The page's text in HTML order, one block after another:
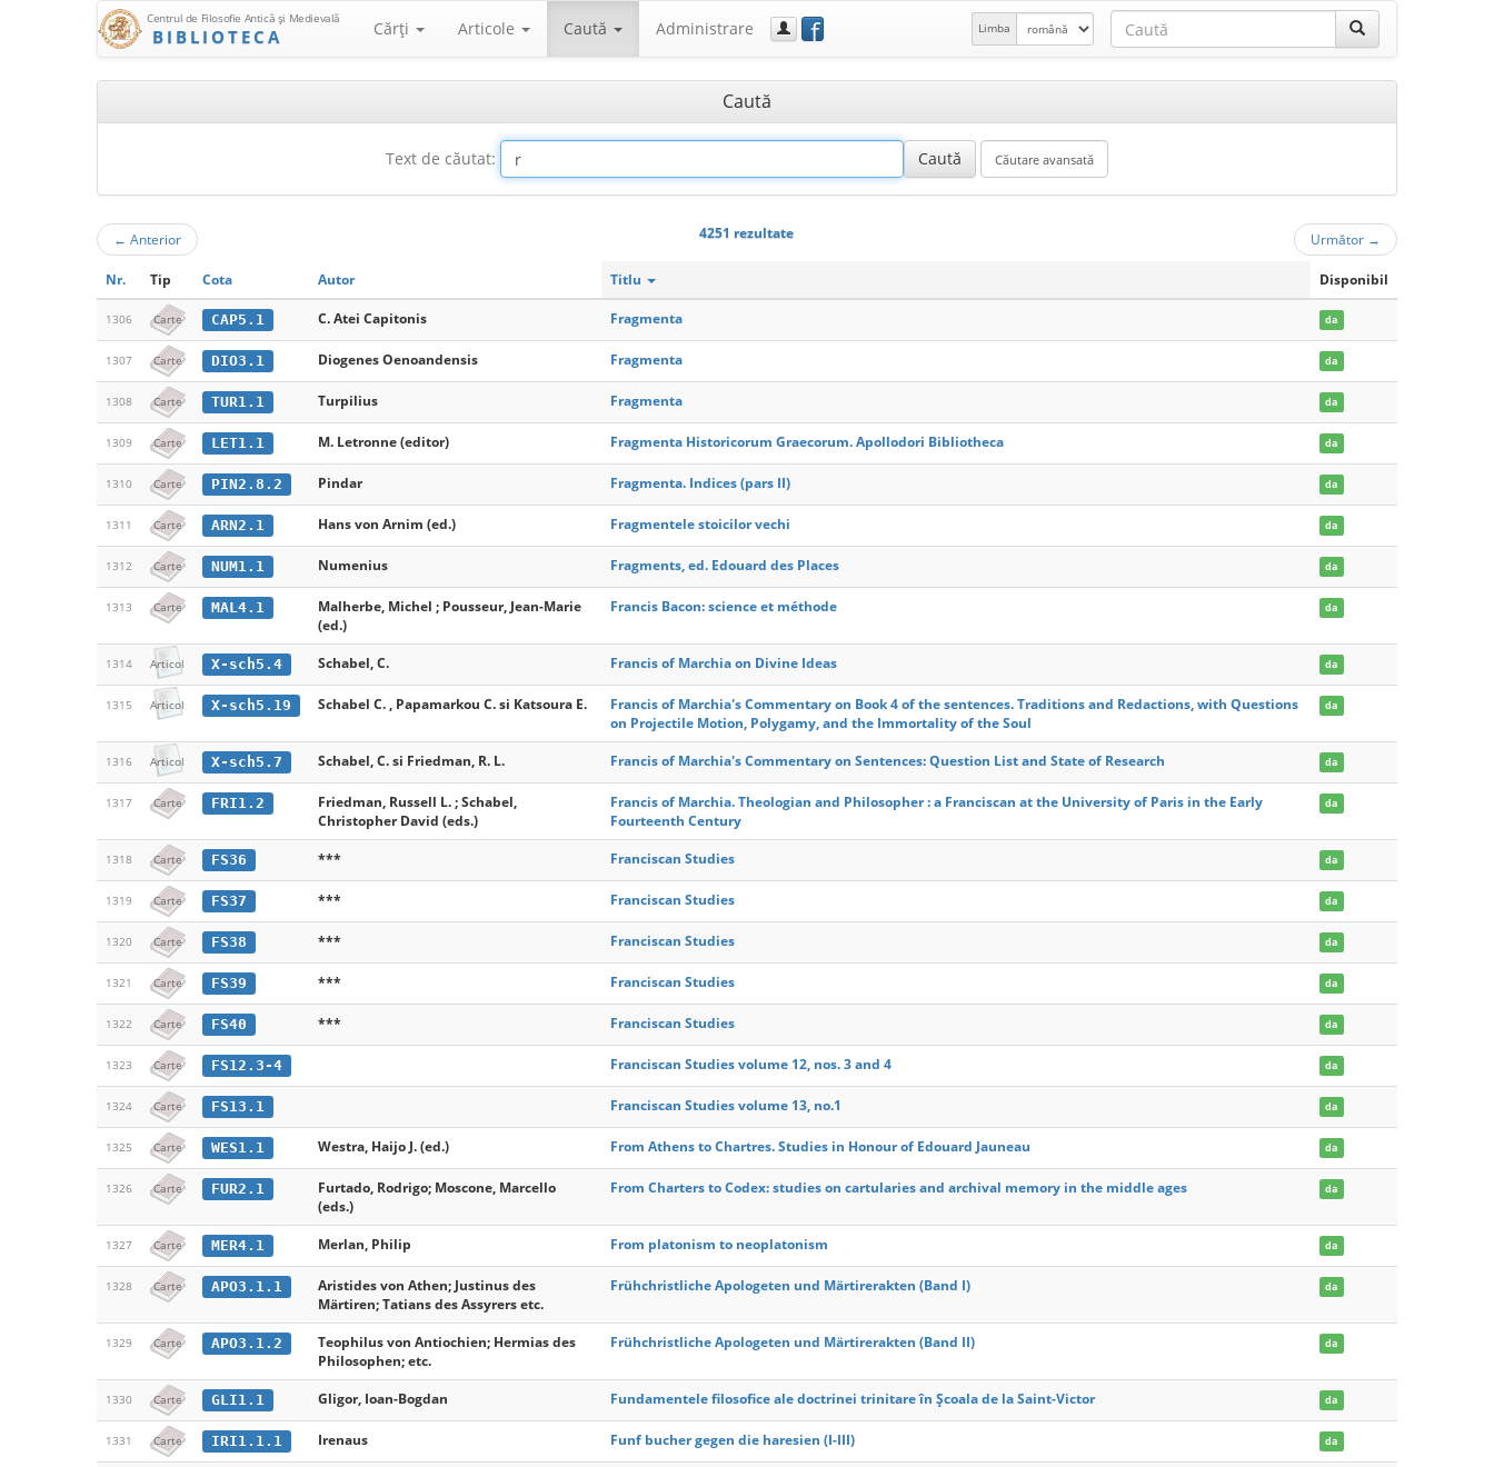
Centrul de Filosofie Antică şi Medievală
BIBLIOTECA Cărţi Articole Caută Administrare f Limba
Caută
Text de căutat:
← Anterior 4251 rezultate Următor →
Nr. Tip Cota Autor Titlu Disponibil
1306 Carte CAP5.1 C. Atei Capitonis Fragmenta da
1307 Carte DIO3.1 Diogenes Oenoandensis Fragmenta da
1308 Carte TUR1.1 Turpilius Fragmenta da
1309 Carte LET1.1 M. Letronne (editor) Fragmenta Historicorum Graecorum. Apollodori Bibliotheca da
1310 Carte PIN2.8.2 Pindar Fragmenta. Indices (pars II) da
1311 Carte ARN2.1 Hans von Arnim (ed.) Fragmentele stoicilor vechi da
1312 Carte NUM1.1 Numenius Fragments, ed. Edouard des Places da
1313 Carte MAL4.1
Malherbe, Michel ; Pousseur, Jean-Marie
(ed.)
Francis Bacon: science et méthode da
1314 Articol X-sch5.4 Schabel, C. Francis of Marchia on Divine Ideas da
1315 Articol X-sch5.19 Schabel C. , Papamarkou C. si Katsoura E.
Francis of Marchia's Commentary on Book 4 of the sentences. Traditions and Redactions, with Questions
on Projectile Motion, Polygamy, and the Immortality of the Soul
da
1316 Articol X-sch5.7 Schabel, C. si Friedman, R. L. Francis of Marchia's Commentary on Sentences: Question List and State of Research da
1317 Carte FRI1.2
Friedman, Russell L. ; Schabel,
Christopher David (eds.)
Francis of Marchia. Theologian and Philosopher : a Franciscan at the University of Paris in the Early
Fourteenth Century
da
1318 Carte FS36 *** Franciscan Studies da
1319 Carte FS37 *** Franciscan Studies da
1320 Carte FS38 *** Franciscan Studies da
1321 Carte FS39 *** Franciscan Studies da
1322 Carte FS40 *** Franciscan Studies da
1323 Carte FS12.3-4 Franciscan Studies volume 12, nos. 3 and 4 da
1324 Carte FS13.1 Franciscan Studies volume 13, no.1 da
1325 Carte WES1.1 Westra, Haijo J. (ed.) From Athens to Chartres. Studies in Honour of Edouard Jauneau da
1326 Carte FUR2.1
Furtado, Rodrigo; Moscone, Marcello
(eds.)
From Charters to Codex: studies on cartularies and archival memory in the middle ages da
1327 Carte MER4.1 Merlan, Philip From platonism to neoplatonism da
1328 Carte APO3.1.1
Aristides von Athen; Justinus des
Märtiren; Tatians des Assyrers etc.
Frühchristliche Apologeten und Märtirerakten (Band I) da
1329 Carte APO3.1.2
Teophilus von Antiochien; Hermias des
Philosophen; etc.
Frühchristliche Apologeten und Märtirerakten (Band II) da
1330 Carte GLI1.1 Gligor, Ioan-Bogdan Fundamentele filosofice ale doctrinei trinitare în Școala de la Saint-Victor da
1331 Carte IRI1.1.1 Irenaus Funf bucher gegen die haresien (I-III) da